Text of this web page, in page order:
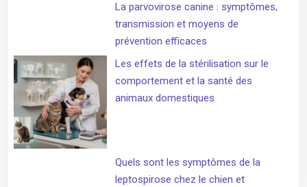
La parvovirose canine : symptômes,
transmission et moyens de
prévention efficaces
Les effets de la stérilisation sur le
comportement et la santé des
animaux domestiques
Quels sont les symptômes de la
leptospirose chez le chien et